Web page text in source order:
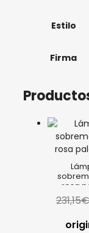
Estilo
Firma
rosa
231,15€